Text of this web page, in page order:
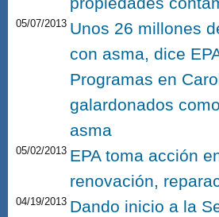
05/07/2013 Unos 26 millones
con asma, dice
Programas en
galardonados
asma
05/02/2013 EPA toma acción
renovación,
04/19/2013 Dando inicio a la